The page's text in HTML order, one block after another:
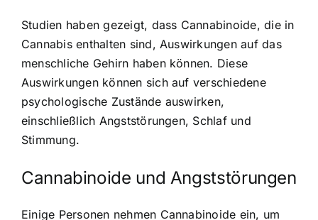
Studien haben gezeigt, dass Cannabinoide, die in
Cannabis enthalten sind, Auswirkungen auf das
menschliche Gehirn haben können. Diese
Auswirkungen können sich auf verschiedene
psychologische Zustände auswirken,
einschließlich Angststörungen, Schlaf und
Stimmung.
Cannabinoide und Angststörungen
Einige Personen nehmen Cannabinoide ein, um